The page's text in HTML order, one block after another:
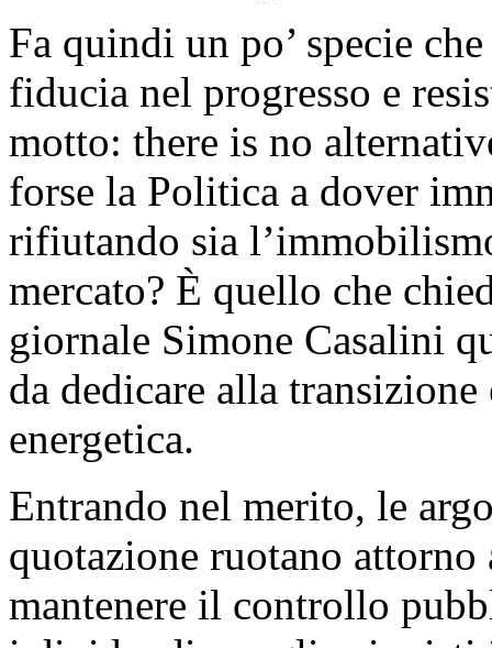
Fa quindi un po’ specie
fiducia nel progresso e
motto: there is no
forse la Politica a dover
rifiutando sia
mercato? È quello che
giornale Simone Casalini
da dedicare alla
energetica.
Entrando nel merito, le
quotazione ruotano
mantenere il controllo